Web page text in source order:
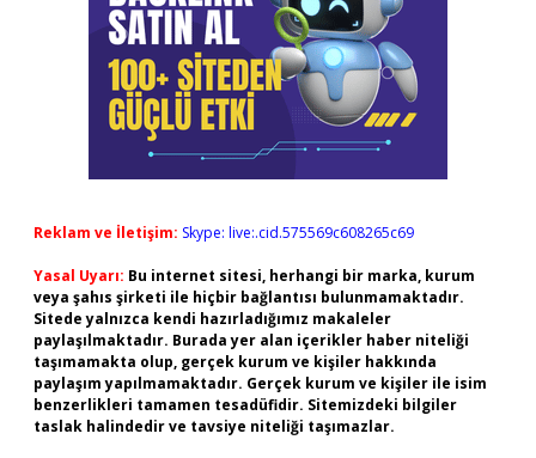
Reklam ve İletişim: Skype: live:.cid.575569c608265c69
Yasal Uyarı: Bu internet sitesi, herhangi bir marka, kurum
veya şahıs şirketi ile hiçbir bağlantısı bulunmamaktadır.
Sitede yalnızca kendi hazırladığımız makaleler
paylaşılmaktadır. Burada yer alan içerikler haber niteliği
taşımamakta olup, gerçek kurum ve kişiler hakkında
paylaşım yapılmamaktadır. Gerçek kurum ve kişiler ile isim
benzerlikleri tamamen tesadüfidir. Sitemizdeki bilgiler
taslak halindedir ve tavsiye niteliği taşımazlar.